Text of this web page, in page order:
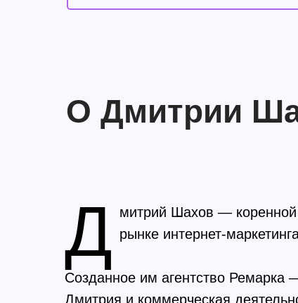
О Дмитрии
Д митрий Шахов — коренной
рынке интернет-
Созданное им агентство Ремарка
Дмитрия и коммерческая